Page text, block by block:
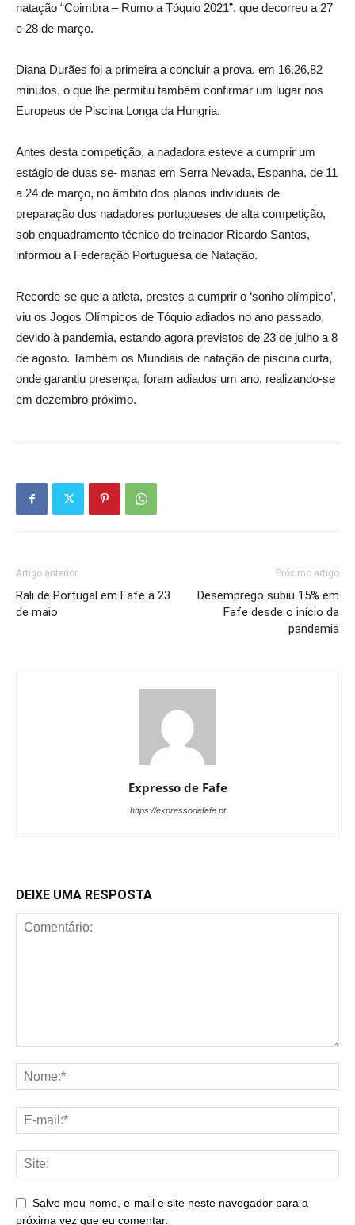
natação “Coimbra – Rumo a Tóquio 2021”, que decorreu a 27
e 28 de março.
Diana Durães foi a primeira a concluir a prova, em 16.26,82
minutos, o que lhe permitiu também confirmar um lugar nos
Europeus de Piscina Longa da Hungria.
Antes desta competição, a nadadora esteve a cumprir um
estágio de duas se- manas em Serra Nevada, Espanha, de 11
a 24 de março, no âmbito dos planos individuais de
preparação dos nadadores portugueses de alta competição,
sob enquadramento técnico do treinador Ricardo Santos,
informou a Federação Portuguesa de Natação.
Recorde-se que a atleta, prestes a cumprir o ‘sonho olímpico’,
viu os Jogos Olímpicos de Tóquio adiados no ano passado,
devido à pandemia, estando agora previstos de 23 de julho a 8
de agosto. Também os Mundiais de natação de piscina curta,
onde garantiu presença, foram adiados um ano, realizando-se
em dezembro próximo.
Artigo anterior
Rali de Portugal em Fafe a 23
de maio
Próximo artigo
Desemprego subiu 15% em
Fafe desde o início da
pandemia
Expresso de Fafe
https://expressodefafe.pt
DEIXE UMA RESPOSTA
Salve meu nome, e-mail e site neste navegador para a
próxima vez que eu comentar.